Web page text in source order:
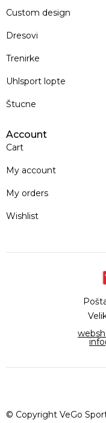
Custom design
Dresovi
Trenirke
Uhlsport lopte
Štucne
Account
Cart
My account
My orders
Wishlist
© Copyright VeGo